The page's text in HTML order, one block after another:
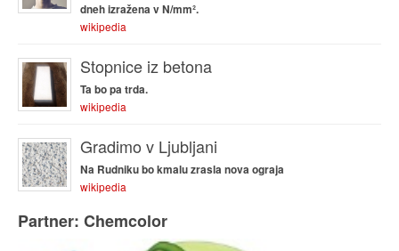
dneh izražena v N/mm².
wikipedia
Stopnice iz betona
Ta bo pa trda.
wikipedia
Gradimo v Ljubljani
Na Rudniku bo kmalu zrasla nova ograja
wikipedia
Partner: Chemcolor